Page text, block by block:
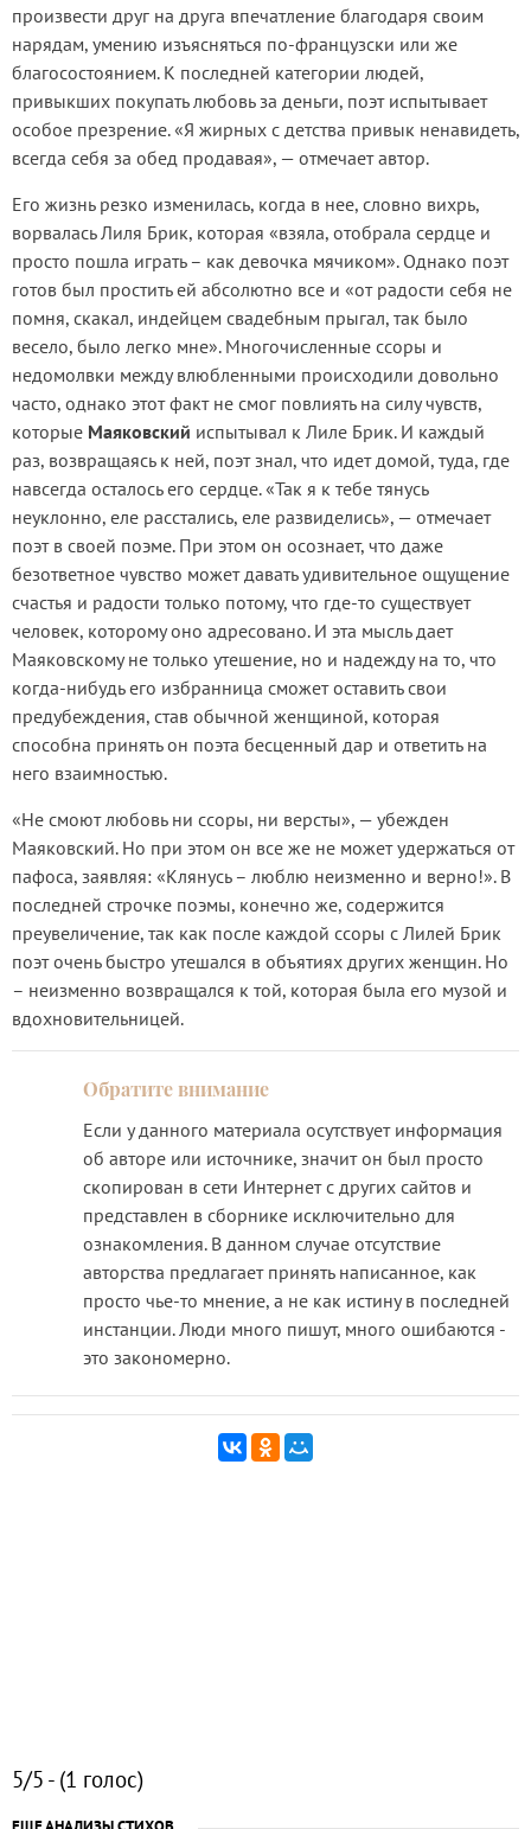
произвести друг на друга впечатление благодаря своим
нарядам, умению изъясняться по-французски или же
благосостоянием. К последней категории людей,
привыкших покупать любовь за деньги, поэт испытывает
особое презрение. «Я жирных с детства привык ненавидеть,
всегда себя за обед продавая», — отмечает автор.
Его жизнь резко изменилась, когда в нее, словно вихрь,
ворвалась Лиля Брик, которая «взяла, отобрала сердце и
просто пошла играть – как девочка мячиком». Однако поэт
готов был простить ей абсолютно все и «от радости себя не
помня, скакал, индейцем свадебным прыгал, так было
весело, было легко мне». Многочисленные ссоры и
недомолвки между влюбленными происходили довольно
часто, однако этот факт не смог повлиять на силу чувств,
которые Маяковский испытывал к Лиле Брик. И каждый
раз, возвращаясь к ней, поэт знал, что идет домой, туда, где
навсегда осталось его сердце. «Так я к тебе тянусь
неуклонно, еле расстались, еле развиделись», — отмечает
поэт в своей поэме. При этом он осознает, что даже
безответное чувство может давать удивительное ощущение
счастья и радости только потому, что где-то существует
человек, которому оно адресовано. И эта мысль дает
Маяковскому не только утешение, но и надежду на то, что
когда-нибудь его избранница сможет оставить свои
предубеждения, став обычной женщиной, которая
способна принять он поэта бесценный дар и ответить на
него взаимностью.
«Не смоют любовь ни ссоры, ни версты», — убежден
Маяковский. Но при этом он все же не может удержаться от
пафоса, заявляя: «Клянусь – люблю неизменно и верно!». В
последней строчке поэмы, конечно же, содержится
преувеличение, так как после каждой ссоры с Лилей Брик
поэт очень быстро утешался в объятиях других женщин. Но
– неизменно возвращался к той, которая была его музой и
вдохновительницей.
Если у данного материала осутствует информация
об авторе или источнике, значит он был просто
скопирован в сети Интернет с других сайтов и
представлен в сборнике исключительно для
ознакомления. В данном случае отсутствие
авторства предлагает принять написанное, как
просто чье-то мнение, а не как истину в последней
инстанции. Люди много пишут, много ошибаются -
это закономерно.
5/5 - (1 голос)